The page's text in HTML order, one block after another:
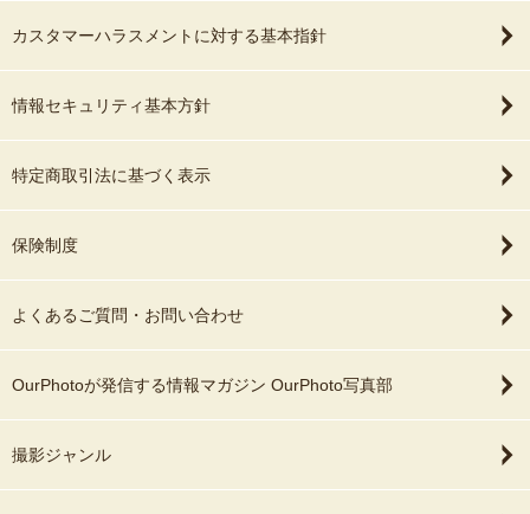
カスタマーハラスメントに対する基本指針
情報セキュリティ基本方針
特定商取引法に基づく表示
保険制度
よくあるご質問・お問い合わせ
OurPhotoが発信する情報マガジン OurPhoto写真部
撮影ジャンル